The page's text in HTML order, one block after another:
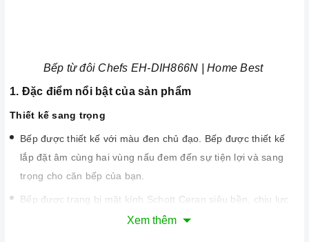
Bếp từ đôi Chefs EH-DIH866N | Home Best
1. Đặc điểm nổi bật của sản phẩm
Thiết kế sang trọng
Bếp được thiết kế với màu đen chủ đạo. Bếp được thiết kế
lắp đặt âm cùng hai vùng nấu đem đến sự tiện lợi và sang
trọng cho căn bếp của bạn.
Bếp được trang bị mặt kính Schott Ceran siêu bền, chịu lực
và chịu nhiệt tốt, dễ vệ sinh.Xem thêm